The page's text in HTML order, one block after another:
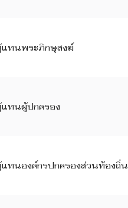
ทนพระภิกษุสงฆ์
ทนผู้ปกครอง
ทนองค์กรปกครองส่วนท้องถิ่น